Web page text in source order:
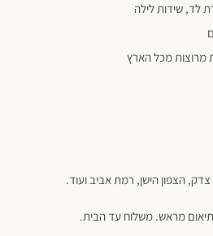
לד, שידות לילה
מרוצות מכל הארץ
הצפון הישן, רמת אביב ועוד.